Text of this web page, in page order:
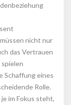
nicht nur
das Vertrauen
Schaffung eines
Rolle.
im Fokus steht,